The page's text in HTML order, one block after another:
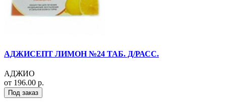
АДЖИСЕПТ ЛИМОН №24 ТАБ. Д/РАСС.
АДЖИО
от 196.00 р.
Под заказ